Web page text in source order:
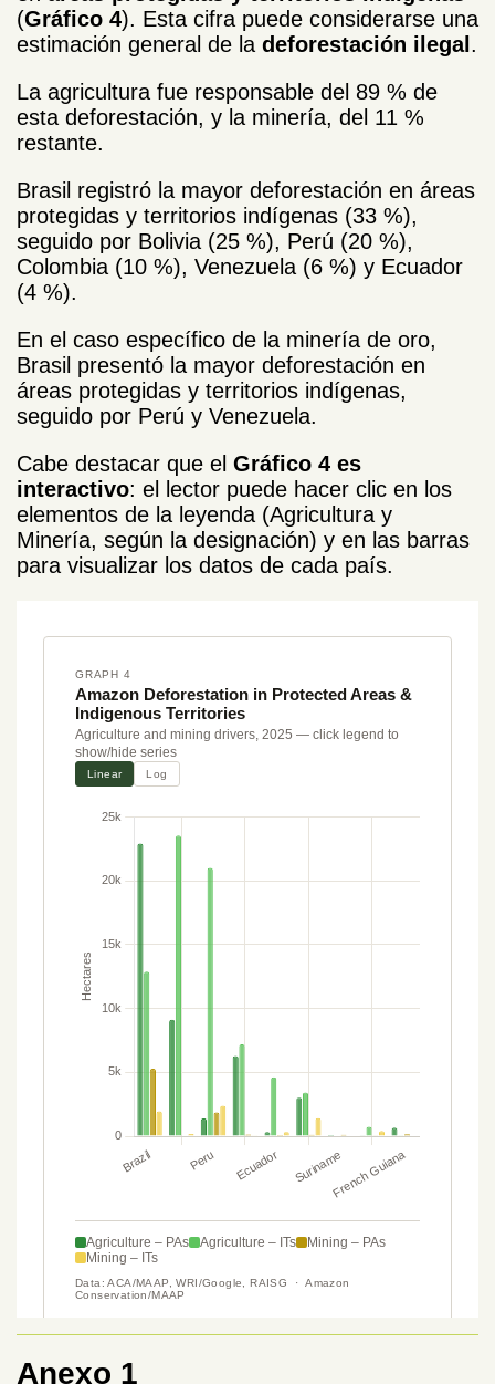
(Gráfico 4). Esta cifra puede considerarse una
estimación general de la deforestación ilegal.
La agricultura fue responsable del 89 % de
esta deforestación, y la minería, del 11 %
restante.
Brasil registró la mayor deforestación en áreas
protegidas y territorios indígenas (33 %),
seguido por Bolivia (25 %), Perú (20 %),
Colombia (10 %), Venezuela (6 %) y Ecuador
(4 %).
En el caso específico de la minería de oro,
Brasil presentó la mayor deforestación en
áreas protegidas y territorios indígenas,
seguido por Perú y Venezuela.
Cabe destacar que el Gráfico 4 es
interactivo: el lector puede hacer clic en los
elementos de la leyenda (Agricultura y
Minería, según la designación) y en las barras
para visualizar los datos de cada país.
Anexo 1